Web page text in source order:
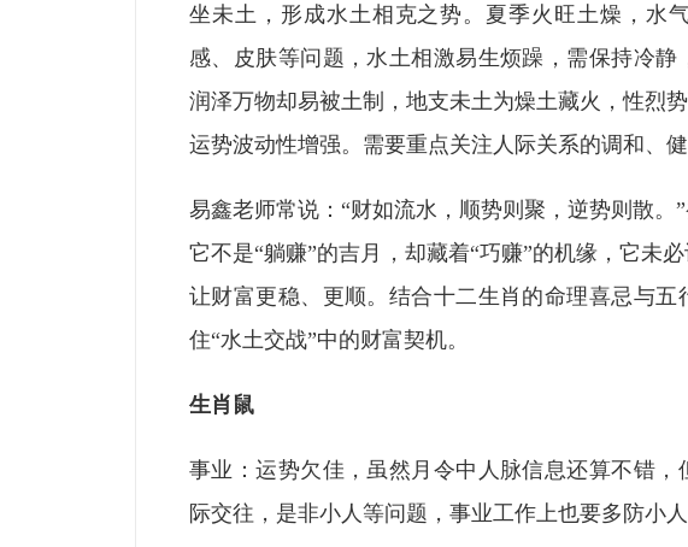
坐未土，形成水土相克之势。夏季火旺土燥，水
感、皮肤等问题，水土相激易生烦躁，需保持冷静
润泽万物却易被土制，地支未土为燥土藏火，性烈
运势波动性增强。需要重点关注人际关系的调和、
易鑫老师常说：“财如流水，顺势则聚，逆势则散。
它不是“躺赚”的吉月，却藏着“巧赚”的机缘，它未
让财富更稳、更顺。结合十二生肖的命理喜忌与
住“水土交战”中的财富契机。
生肖鼠
事业：运势欠佳，虽然月令中人脉信息还算不错，
际交往，是非小人等问题，事业工作上也要多防小人